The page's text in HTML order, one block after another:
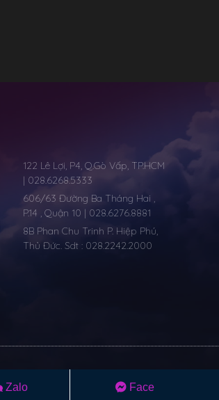
122 Lê Lợi, P4, Q.Gò Vấp, TP.HCM
| 028.6268.5333
606/63 Đường Ba Tháng Hai ,
P.14 , Quận 10 | 028.6276.8881
8B Phan Chu Trinh P. Hiệp Phú,
Thủ Đức. Sdt : 028.2242.2000
Zalo Face